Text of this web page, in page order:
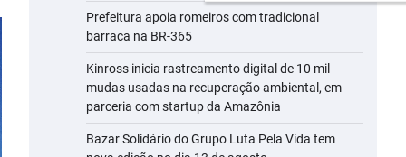
Prefeitura apoia romeiros com tradicional
barraca na BR-365
Kinross inicia rastreamento digital de 10 mil
mudas usadas na recuperação ambiental, em
parceria com startup da Amazônia
Bazar Solidário do Grupo Luta Pela Vida tem